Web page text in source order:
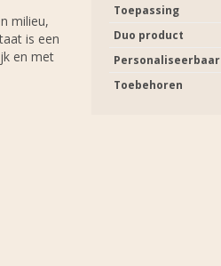
milieu,
is een
en met
Toepassing
Duo product
Personaliseerbaar
Toebehoren